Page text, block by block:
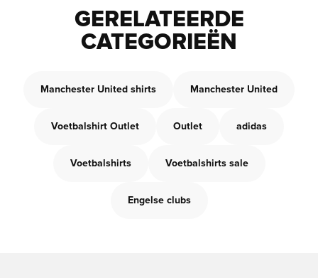
GERELATEERDE
CATEGORIEËN
Manchester United shirts Manchester United
Voetbalshirt Outlet Outlet adidas
Voetbalshirts Voetbalshirts sale
Engelse clubs